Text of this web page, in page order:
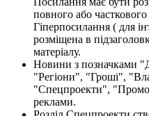
повного або
Гіперпосилання ( для
розміщена в
матеріалу.
Новини з позначками
"Регіони", "Гроші",
"Спецпроекти",
реклами.